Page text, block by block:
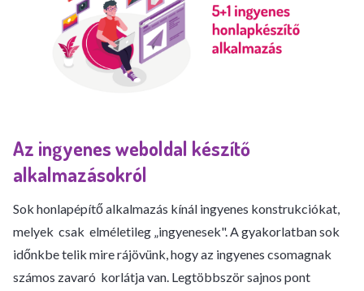
Az ingyenes weboldal készítő
alkalmazásokról
Sok honlapépítő alkalmazás kínál ingyenes konstrukciókat,
melyek csak elméletileg „ingyenesek". A gyakorlatban sok
időnkbe telik mire rájövünk, hogy az ingyenes csomagnak
számos zavaró korlátja van. Legtöbbször sajnos pont